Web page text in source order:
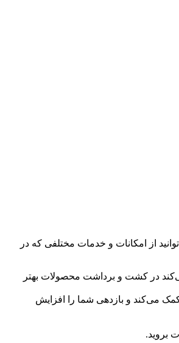
از امکانات و خدمات مختلفی که در
در کشت و برداشت محصولات بهتر
می‌کند و بازدهی شما را افزایش
بروید.